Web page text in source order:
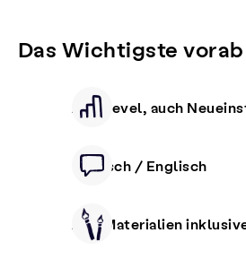
Das Wichtigste vorab
Alle Level, auch
Deutsch / Englisch
Alle Materialien